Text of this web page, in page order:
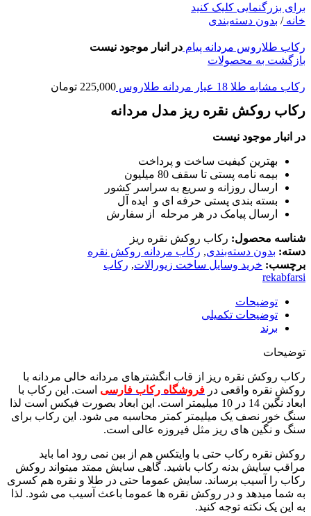
برای بزرگنمایی کلیک کنید
خانه/ بدون دسته‌بندی
رکاب طلاروس مردانه پیام در انبار موجود نیست
بازگشت به محصولات
رکاب مشابه طلا 18 عیار مردانه طلاروس 225,000 تومان
رکاب روکش نقره ریز مدل مردانه
در انبار موجود نیست
بهترین کیفیت ساخت و پرداخت
بیمه نامه پستی تا سقف 80 میلیون
ارسال روزانه و سریع به سراسر کشور
بسته بندی پستی حرفه ای و ایده آل
ارسال پیامک در هر مرحله از سفارش
شناسه محصول: رکاب روکش نقره ریز
دسته: بدون دسته‌بندی, رکاب مردانه روکش نقره
برچسب: خرید وسایل ساخت زیورالات, رکاب
rekabfarsi
توضیحات
توضیحات تکمیلی
برند
توضیحات
رکاب روکش نقره ریز از قاب انگشترهای مردانه خالی مردانه با
روکش نقره واقعی در فروشگاه رکاب فارسی است. این رکاب با
ابعاد نگین 14 در 10 میلیمتر است. این ابعاد بصورت فیکس است لذا
سنگ خور نصف یک میلیمتر کمتر محاسبه می شود. این رکاب برای
سنگ و نگین های ریز مثل فیروزه عالی است.
روکش نقره رکاب حتی با وایتکس هم از بین نمی رود اما باید
مراقب سایش بدنه رکاب باشید. گاهی سایش ممتد میتواند روکش
رکاب را آسیب برساند. سایش عموما حتی در طلا و نقره هم کسری
به شما میدهد و در روکش نقره ها عموما باعث آسیب می شود. لذا
به این یک نکته توجه کنید.